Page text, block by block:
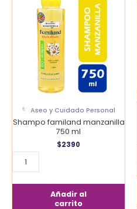
Aseo y Cuidado Personal
Shampo familand manzanilla
750 ml
$2390
familand
manzanilla
cantidad
Añadir al
carrito